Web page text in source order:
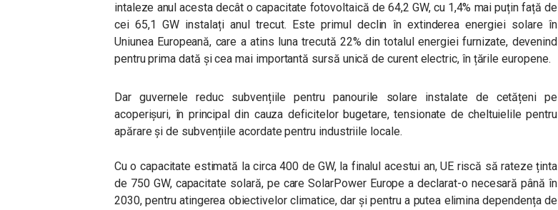
intaleze anul acesta decât o capacitate fotovoltaică de 64,2 GW, cu 1,4% mai puțin față de
cei 65,1 GW instalați anul trecut. Este primul declin în extinderea energiei solare în
Uniunea Europeană, care a atins luna trecută 22% din totalul energiei furnizate, devenind
pentru prima dată și cea mai importantă sursă unică de curent electric, în țările europene.
Dar guvernele reduc subvențiile pentru panourile solare instalate de cetățeni pe
acoperișuri, în principal din cauza deficitelor bugetare, tensionate de cheltuielile pentru
apărare și de subvențiile acordate pentru industriile locale.
Cu o capacitate estimată la circa 400 de GW, la finalul acestui an, UE riscă să rateze ținta
de 750 GW, capacitate solară, pe care SolarPower Europe a declarat-o necesară până în
2030, pentru atingerea obiectivelor climatice, dar și pentru a putea elimina dependența de